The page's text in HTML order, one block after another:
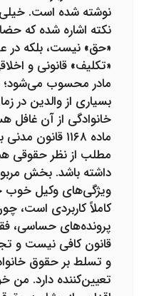
نوشته شده است.
نکته اشاره شده که
«حق» نیست، بلکه
«تکلیف» قانونی و
مادر محسوب می‌شود؛
بسیاری از والدین در
خانوادگی از آن غافل
ماده ۱۱۶۸ قانون
مطلب از نظر حقوقی هم
داشته باشد. بخش
ویژگی‌های وکیل
کاملاً کاربردی است،
پرونده‌های حساسی،
قانون کافی نیست و
و تسلط بر حقوق
تعیین‌کننده دارد. من